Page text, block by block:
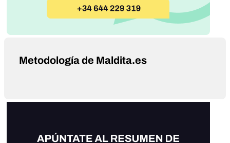
Metodología de Maldita.es